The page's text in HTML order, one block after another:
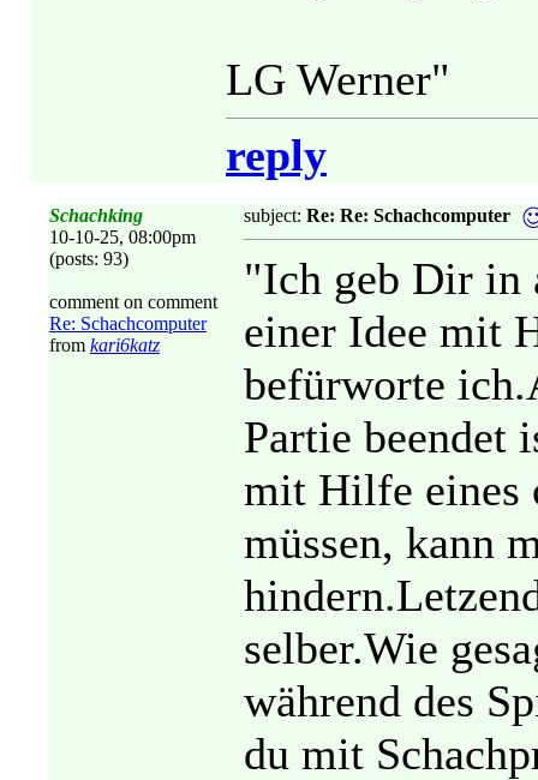
LG Werner"
reply
Schachking
10-10-25, 08:00pm
(posts: 93)
comment on comment
Re: Schachcomputer
from kari6katz
subject: Re: Re: Schachcomputer
"Ich geb Dir in
einer Idee mit
befürworte
Partie beendet
mit Hilfe eines
müssen, kann
selber.Wie
während des
du mit